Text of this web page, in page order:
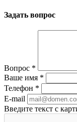
Задать вопрос
Вопрос *
Ваше имя *
Телефон *
E-mail
Введите текст с